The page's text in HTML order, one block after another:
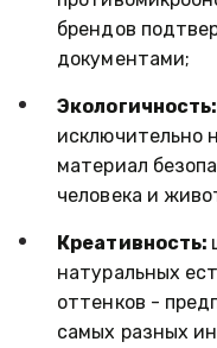
брендов
документами;
Экологичность:
исключительно
материал
человека и
Креативность:
натуральных
оттенков -
самых разных